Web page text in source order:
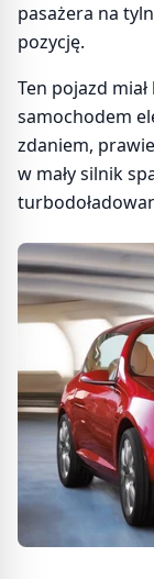
pasażera na
pozycję.
Ten pojazd miał
samochodem
zdaniem,
w mały silnik